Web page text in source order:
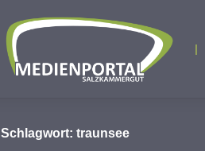
Schlagwort: traunsee